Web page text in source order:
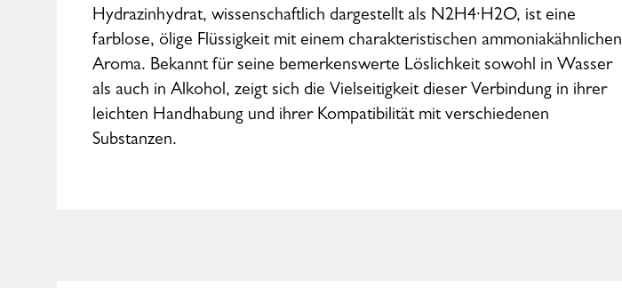
Hydrazinhydrat, wissenschaftlich dargestellt als N2H4·H2O, ist eine
farblose, ölige Flüssigkeit mit einem charakteristischen ammoniakähnlichen
Aroma. Bekannt für seine bemerkenswerte Löslichkeit sowohl in Wasser
als auch in Alkohol, zeigt sich die Vielseitigkeit dieser Verbindung in ihrer
leichten Handhabung und ihrer Kompatibilität mit verschiedenen
Substanzen.